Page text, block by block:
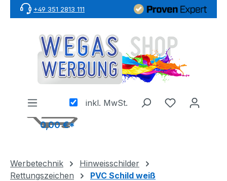
Zum Hauptinhalt springen
+49 351 2813 111
inkl. MwSt.
0,00 €*
Werbetechnik
Hinweisschilder
Rettungszeichen
PVC Schild weiß